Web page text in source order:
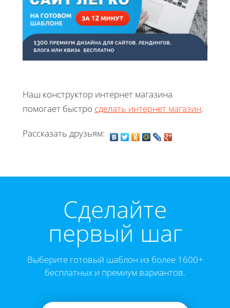
Наш конструктор интернет магазина
помогает быстро сделать интернет магазин.
Рассказать друзьям:
Cделайте
первый шаг
Выберите готовый шаблон из более 1600+
бесплатных и премиум вариантов.